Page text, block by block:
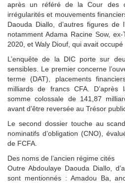
après un référé de la Cour des
irrégularités et mouvements
Daouda Diallo, d’autres figures de
notamment Adama Racine Sow,
2020, et Waly Diouf, qui avait
L’enquête de la DIC porte sur
sensibles. Le premier concerne
terme (DAT), placements
milliards de francs CFA.
somme colossale de 141,87
avant d’être reversée au Trésor
Le second dossier touche au
nominatifs d’obligation (CNO),
de FCFA.
Des noms de l’ancien régime cités
Outre Abdoulaye Daouda Diallo,
sont mentionnés : Amadou Ba,